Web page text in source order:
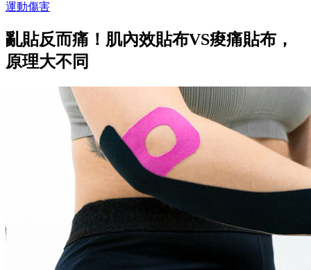
運動傷害
亂貼反而痛！肌內效貼布VS痠痛貼布，
原理大不同